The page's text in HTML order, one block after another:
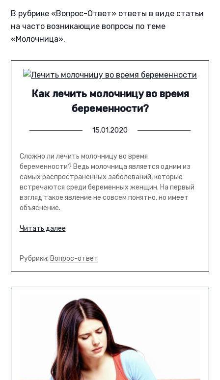
В рубрике «Вопрос-Ответ» ответы в виде статьи
на часто возникающие вопросы по теме
«Молочница».
Как лечить молочницу во время
беременности?
15.01.2020
Сложно ли лечить молочницу во время
беременности? Ведь молочница является одним из
самых распространенных заболеваний, которые
встречаются среди беременных женщин. На первый
взгляд такое явление не совсем понятно, но имеет
объяснение.
Читать далее
Рубрики: Вопрос-ответ